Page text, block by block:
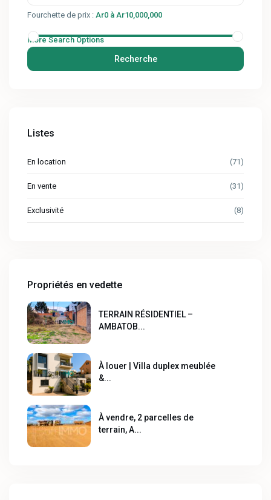
Fourchette de prix : Ar0 à Ar10,000,000
More Search Options
Recherche
Listes
En location (71)
En vente (31)
Exclusivité (8)
Propriétés en vedette
TERRAIN RÉSIDENTIEL –
AMBATOB...
À louer | Villa duplex meublée
&...
À vendre, 2 parcelles de
terrain, A...